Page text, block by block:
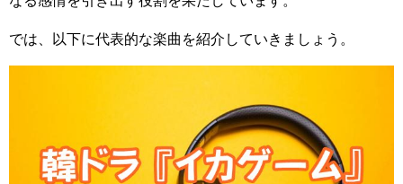
では、以下に代表的な楽曲を紹介していきましょう。